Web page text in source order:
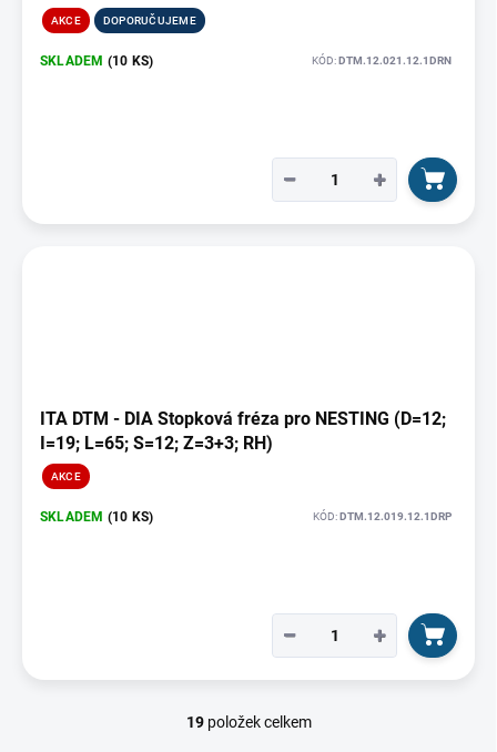
AKCE DOPORUČUJEME
SKLADEM (10 KS) KÓD:DTM.12.021.12.1DRN
+
−
ITA DTM - DIA Stopková fréza pro NESTING (D=12;
I=19; L=65; S=12; Z=3+3; RH)
AKCE
SKLADEM (10 KS) KÓD: DTM.12.019.12.1DRP
+
−
O
19položek celkem